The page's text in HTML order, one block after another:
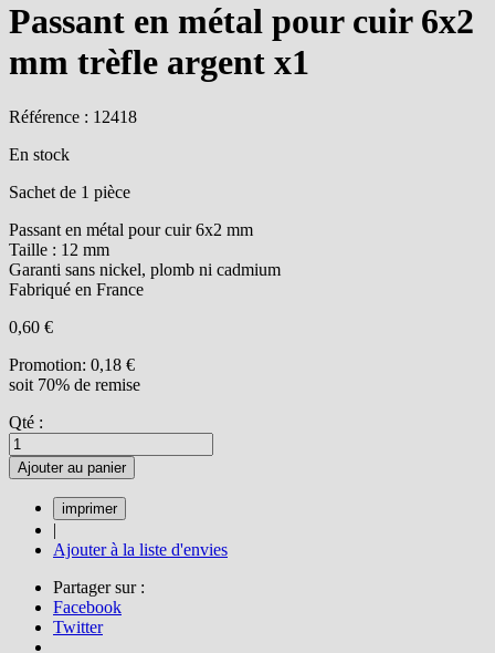
Passant en métal pour cuir 6x2
mm trèfle argent x1
Référence : 12418
En stock
Sachet de 1 pièce
Passant en métal pour cuir 6x2 mm
Taille : 12 mm
Garanti sans nickel, plomb ni cadmium
Fabriqué en France
0,60 €
Promotion: 0,18 €
soit 70% de remise
Qté :
Ajouter au panier
|
Ajouter à la liste d'envies
Partager sur :
Facebook
Twitter